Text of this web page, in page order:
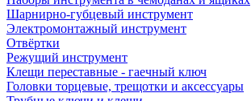
Шарнирно-губцевый инструмент
Электромонтажный инструмент
Отвёртки
Режущий инструмент
Клещи переставные - гаечный ключ
Головки торцевые, трещотки и аксессуары